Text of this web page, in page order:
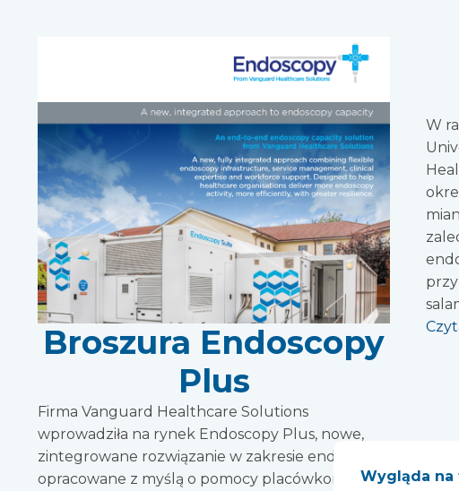
Broszura Endoscopy
Plus
Firma Vanguard Healthcare Solutions
wprowadziła na rynek Endoscopy Plus, nowe,
zintegrowane rozwiązanie w zakresie endoskopii,
opracowane z myślą o pomocy placówkom
W
Wygląda na